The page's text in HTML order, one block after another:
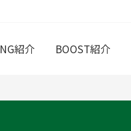
紹介 BOOST紹介